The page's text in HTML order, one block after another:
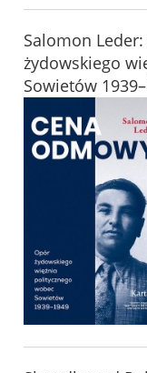
Salomon
żydowskiego
Sowietów